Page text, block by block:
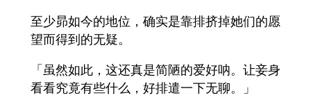
至少昴如今的地位，确实是靠排挤掉她们的愿
望而得到的无疑。
「虽然如此，这还真是简陋的爱好呐。让妾身
看看究竟有些什么，好排遣一下无聊。」